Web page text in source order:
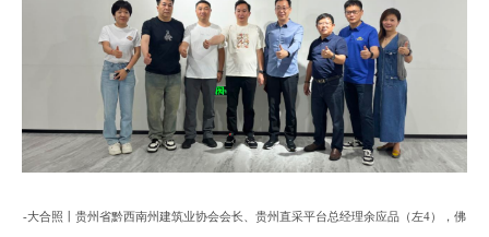
-大合照丨 贵州省黔西南州建筑业协会会长、贵州直采平台总经理余应品 （左4）， 佛